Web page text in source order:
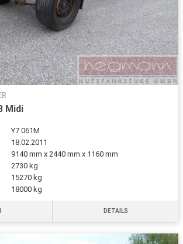
Midi
Y7 061M
18.02.2011
9140 mm x 2440 mm x 1160 mm
2730 kg
15270 kg
18000 kg
DETAILS